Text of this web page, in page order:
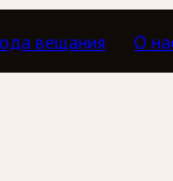
вещания О